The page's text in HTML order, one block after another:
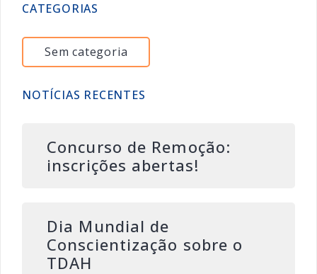
CATEGORIAS
Sem categoria
NOTÍCIAS RECENTES
Concurso de Remoção:
inscrições abertas!
Dia Mundial de
Conscientização sobre o
TDAH